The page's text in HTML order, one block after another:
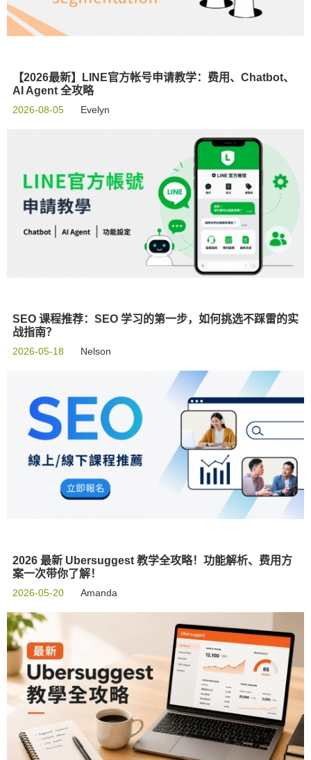
【2026最新】LINE官方帐号申请教学：费用、Chatbot、
AI Agent 全攻略
2026-08-05 Evelyn
SEO 课程推荐：SEO 学习的第一步，如何挑选不踩雷的实
战指南？
2026-05-18 Nelson
2026 最新 Ubersuggest 教学全攻略！功能解析、费用方
案一次带你了解！
2026-05-20 Amanda